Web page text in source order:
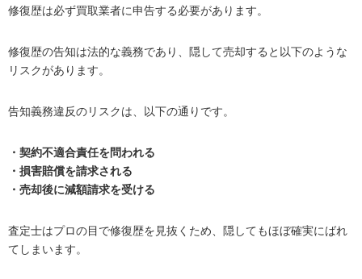
修復歴は必ず買取業者に申告する必要があります。
修復歴の告知は法的な義務であり、隠して売却すると以下のような
リスクがあります。
告知義務違反のリスクは、以下の通りです。
・契約不適合責任を問われる
・損害賠償を請求される
・売却後に減額請求を受ける
査定士はプロの目で修復歴を見抜くため、隠してもほぼ確実にばれ
てしまいます。